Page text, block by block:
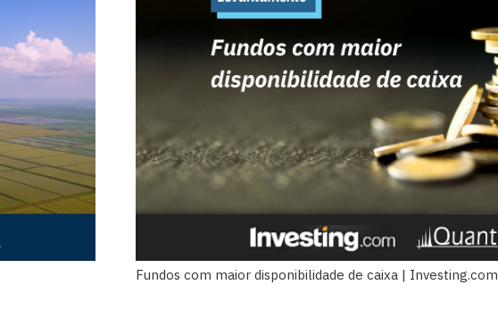
Fundos com maior disponibilidade de caixa | Investing.com